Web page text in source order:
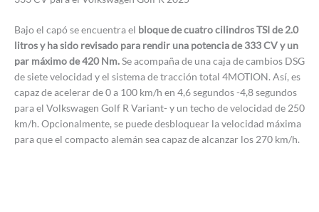
Bajo el capó se encuentra el bloque de cuatro cilindros TSI de 2.0
litros y ha sido revisado para rendir una potencia de 333 CV y un
par máximo de 420 Nm.Se acompaña de una caja de cambios DSG
de siete velocidad y el sistema de tracción total 4MOTION. Así, es
capaz de acelerar de 0 a 100 km/h en 4,6 segundos -4,8 segundos
para el Volkswagen Golf R Variant- y un techo de velocidad de 250
km/h. Opcionalmente, se puede desbloquear la velocidad máxima
para que el compacto alemán sea capaz de alcanzar los 270 km/h.